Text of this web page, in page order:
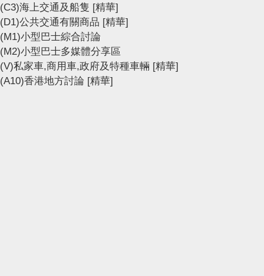
(C3)海上交通及船隻 [精華]
(D1)公共交通有關商品 [精華]
(M1)小型巴士綜合討論
(M2)小型巴士多媒體分享區
(V)私家車,商用車,政府及特種車輛 [精華]
(A10)香港地方討論 [精華]